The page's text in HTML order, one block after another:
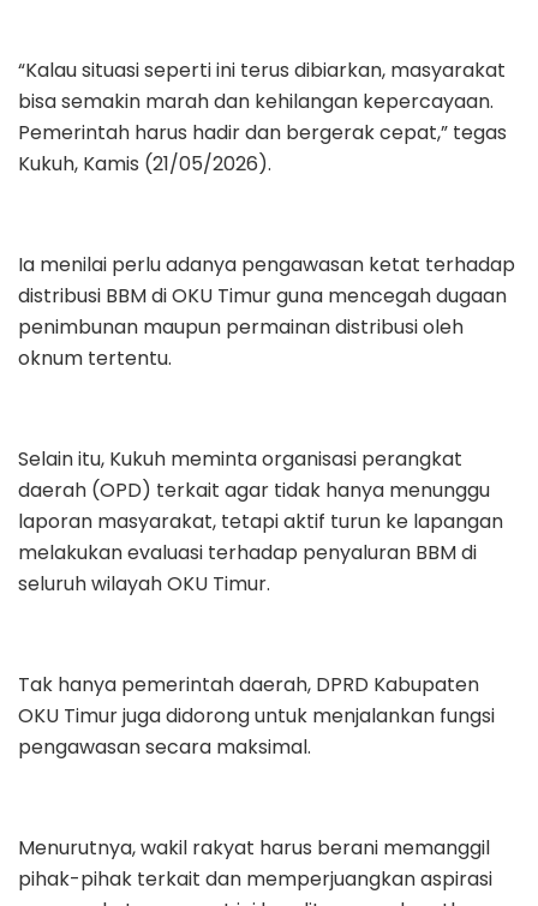
“Kalau situasi seperti ini terus dibiarkan, masyarakat
bisa semakin marah dan kehilangan kepercayaan.
Pemerintah harus hadir dan bergerak cepat,” tegas
Kukuh, Kamis (21/05/2026).
Ia menilai perlu adanya pengawasan ketat terhadap
distribusi BBM di OKU Timur guna mencegah dugaan
penimbunan maupun permainan distribusi oleh
oknum tertentu.
Selain itu, Kukuh meminta organisasi perangkat
daerah (OPD) terkait agar tidak hanya menunggu
laporan masyarakat, tetapi aktif turun ke lapangan
melakukan evaluasi terhadap penyaluran BBM di
seluruh wilayah OKU Timur.
Tak hanya pemerintah daerah, DPRD Kabupaten
OKU Timur juga didorong untuk menjalankan fungsi
pengawasan secara maksimal.
Menurutnya, wakil rakyat harus berani memanggil
pihak-pihak terkait dan memperjuangkan aspirasi